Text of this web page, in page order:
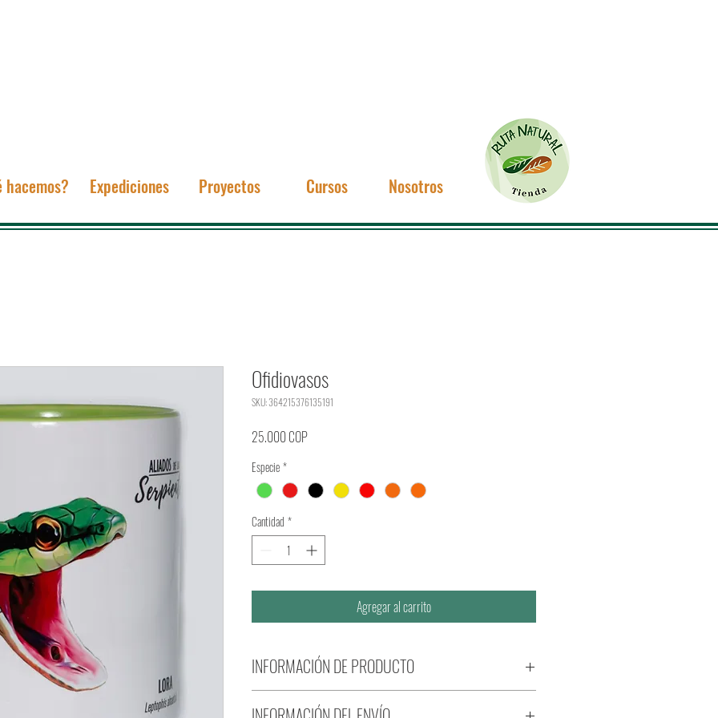
hacemos? Expediciones Proyectos Cursos Nosotros
Ofidiovasos
SKU: 364215376135191
25.000 COPPrecio
Especie*
Cantidad *
Agregar al carrito
INFORMACIÓN DE PRODUCTO